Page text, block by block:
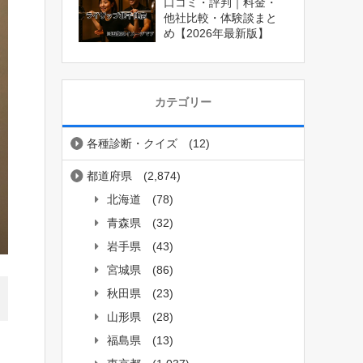
他社比較・体験談まと
め【2026年最新版】
カテゴリー
各種診断・クイズ (12)
都道府県
(2,874)
北海道
(78)
青森県
(32)
岩手県
(43)
宮城県
(86)
秋田県
(23)
山形県
(28)
福島県
(13)